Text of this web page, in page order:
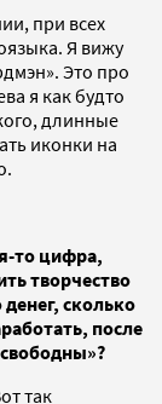
при всех
Я вижу
Это про
я как будто
длинные
иконки на
то цифра,
творчество
сколько
после
так